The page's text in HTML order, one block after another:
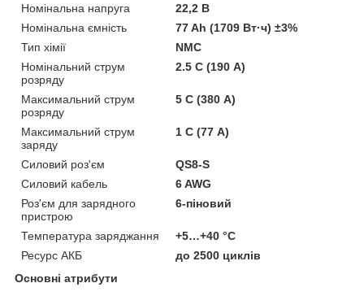
Номінальна напруга
22,2 В
Номінальна ємність
77 Ah (1709 Вт·ч) ±3%
Тип хімії
NMC
Номінальний струм
розряду
2.5 C (190 А)
Максимальний струм
розряду
5 C (380 А)
Максимальний струм
заряду
1 C (77 А)
Силовий роз'єм
QS8-S
Силовий кабель
6 AWG
Роз'єм для зарядного
пристрою
6-піновий
Температура заряджання
+5…+40 °C
Ресурс АКБ
до 2500 циклів
Основні атрибути